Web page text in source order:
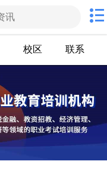
校区 联系